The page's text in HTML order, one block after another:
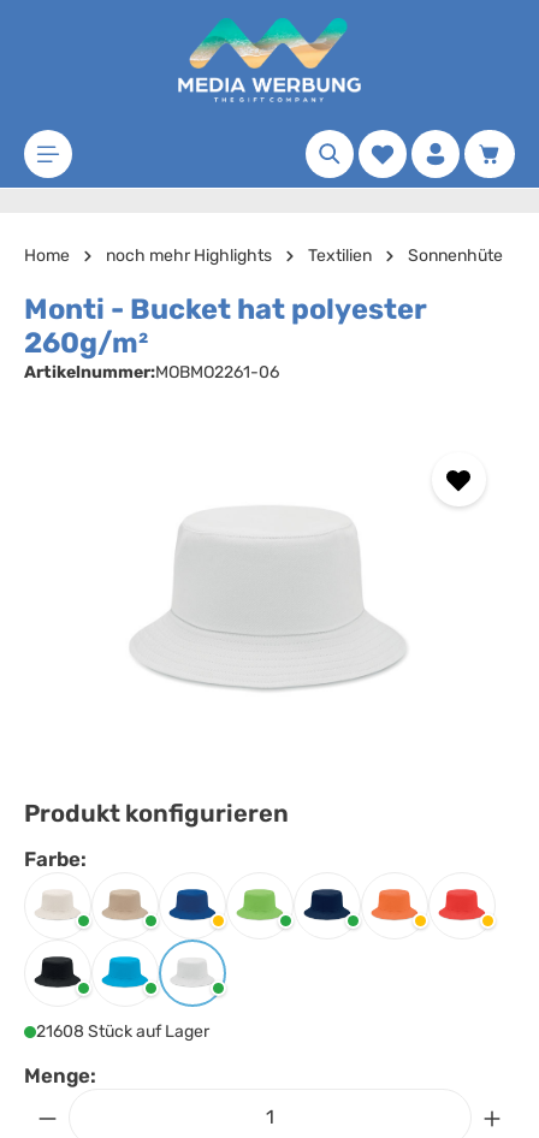
Zum Hauptinhalt springen
Merkzettel
Home noch mehr Highlights Textilien Sonnenhüte
Monti - Bucket hat polyester
260g/m²
Artikelnummer:MOBMO2261-06
Produkt konfigurieren
Farbe:
Farbe auswählen
Beige Khaki KönigsblauLimette MarineblauOrange Rot
SchwarzTürkis Weiss
21608 Stück auf Lager
Menge: